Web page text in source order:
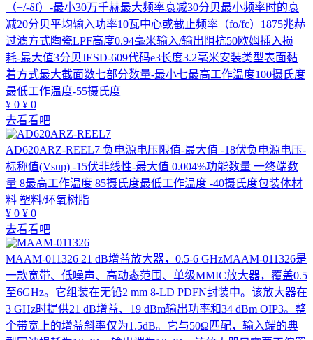
（+/-δf）-最小30万千赫最大频率衰减30分贝最小频率时的衰
减20分贝平均输入功率10瓦中心或截止频率（fo/fc）1875兆赫
过滤方式陶瓷LPF高度0.94毫米输入/输出阻抗50欧姆插入损
耗-最大值3分贝JESD-609代码e3长度3.2毫米安装类型表面黏
着方式最大截面数七部分数量-最小七最高工作温度100摄氏度
最低工作温度-55摄氏度
¥ 0 ¥ 0
去看看吧
AD620ARZ-REEL7 负电源电压限值-最大值 -18伏负电源电压-
标称值(Vsup) -15伏非线性-最大值 0.004%功能数量 一终端数
量 8最高工作温度 85摄氏度最低工作温度 -40摄氏度包装体材
料 塑料/环氧树脂
¥ 0 ¥ 0
去看看吧
MAAM-011326 21 dB增益放大器，0.5-6 GHzMAAM-011326是
一款宽带、低噪声、高动态范围、单级MMIC放大器，覆盖0.5
至6GHz。它组装在无铅2 mm 8-LD PDFN封装中。该放大器在
3 GHz时提供21 dB增益、19 dBm输出功率和34 dBm OIP3。整
个带宽上的增益斜率仅为1.5dB。它与50Ω匹配，输入端的典